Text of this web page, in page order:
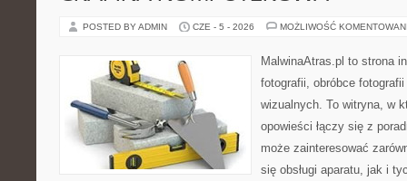
POSTED BY ADMIN CZE - 5 - 2026 MOŻLIWOŚĆ
MalwinaAtras.pl to strona
fotografii, obróbce
wizualnych. To witryna, w
opowieści łączy się z
może zainteresować
się obsługi aparatu, jak i